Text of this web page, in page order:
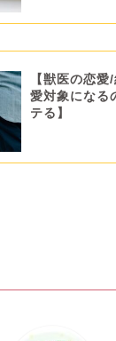
【獣医の恋
愛対象になる
テる】